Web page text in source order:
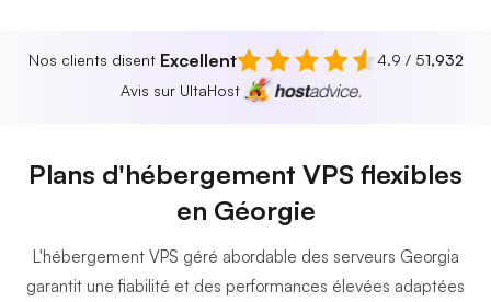
Nos clients disent Excellent 4.9 / 51,932
Avis sur UltaHost
Plans d'hébergement VPS flexibles
en Géorgie
L'hébergement VPS géré abordable des serveurs Georgia
garantit une fiabilité et des performances élevées adaptées